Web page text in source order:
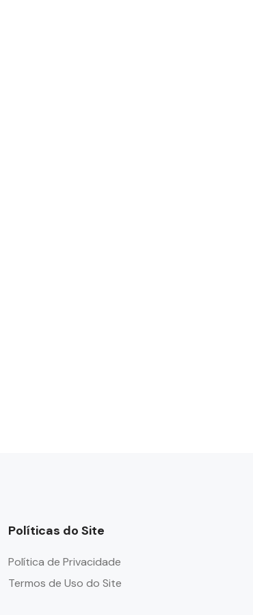
Políticas do Site
Política de Privacidade
Termos de Uso do Site